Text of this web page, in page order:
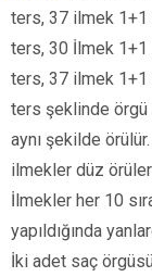
ters, 37 ilmek
ters, 30 İlmek
ters, 37 ilmek
ters şeklinde örgü
aynı şekilde
ilmekler düz
İlmekler her 10
yapıldığında
İki adet saç